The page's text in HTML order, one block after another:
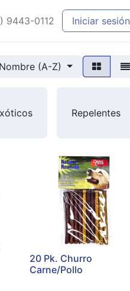
9443-0112 Iniciar sesión
Nombre (A-Z)
Repelentes
20 Pk. Churro
Carne/Pollo